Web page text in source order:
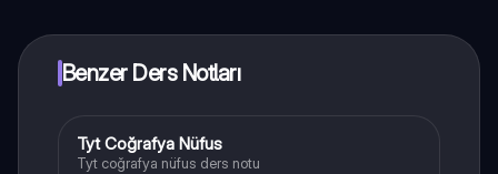
Benzer Ders Notları
Coğrafya
Tyt Coğrafya Nüfus
Tyt coğrafya nüfus ders notu